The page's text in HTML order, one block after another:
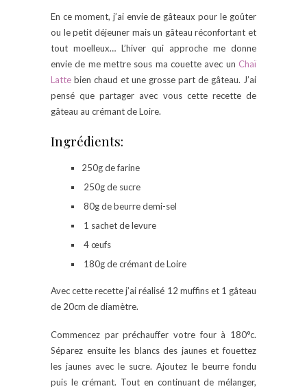
En ce moment, j’ai envie de gâteaux pour le goûter
ou le petit déjeuner mais un gâteau réconfortant et
tout moelleux… L’hiver qui approche me donne
envie de me mettre sous ma couette avec un Chaï
Latte bien chaud et une grosse part de gâteau. J’ai
pensé que partager avec vous cette recette de
gâteau au crémant de Loire.
Ingrédients:
250g de farine
250g de sucre
80g de beurre demi-sel
1 sachet de levure
4 œufs
180g de crémant de Loire
Avec cette recette j’ai réalisé 12 muffins et 1 gâteau
de 20cm de diamètre.
Commencez par préchauffer votre four à 180°c.
Séparez ensuite les blancs des jaunes et fouettez
les jaunes avec le sucre. Ajoutez le beurre fondu
puis le crémant. Tout en continuant de mélanger,